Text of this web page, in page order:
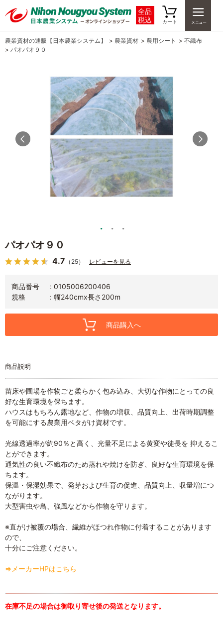
全品
税込
カート
農業資材の通販【日本農業システム】 > 農業資材 > 農用シート > 不織布
> パオパオ９０
パオパオ９０
4.7 （25） レビューを見る
商品番号
0105006200406
規格
幅240cmx長さ200m
商品購入へ
商品説明
苗床や圃場を作物ごと柔らかく包み込み、大切な作物にとっての良
好な生育環境を保ちます。
ハウスはもちろん露地など、作物の増収、品質向上、出荷時期調整
を可能にする農業用ベタがけ資材です。
光線透過率が約90％と高く、光量不足による黄変や徒長を 抑えるこ
とができます。
通気性の良い不織布のため蒸れや焼けを防ぎ、良好な生育環境を保
ちます。
保温・保湿効果で、発芽および生育の促進、品質向上、収量増につ
ながります。
大型害虫や鳥、強風などから作物を守ります。
※直がけ被覆の場合、繊維がほつれ作物に付着することがあります
ので、
十分にご注意ください。
⇒メーカーHPはこちら
在庫不足の場合は御取り寄せ後の発送となります。